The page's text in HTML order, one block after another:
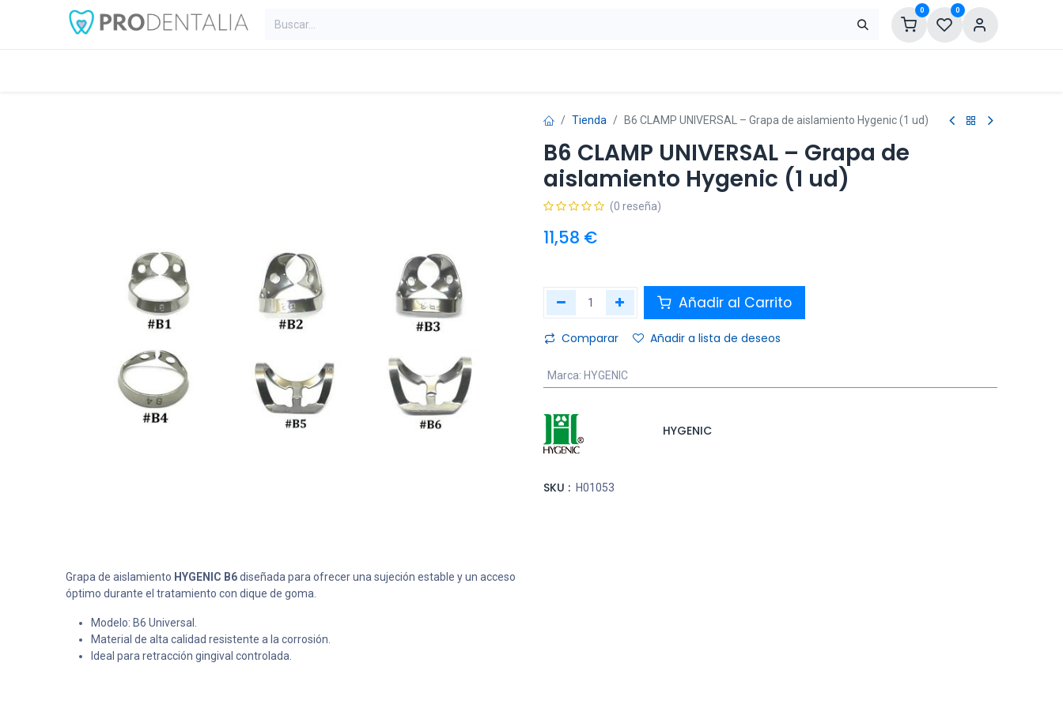
0 0
Grapa de aislamiento HYGENIC B6diseñada para ofrecer una sujeción estable y un acceso
óptimo durante el tratamiento con dique de goma.
Modelo: B6 Universal.
Material de alta calidad resistente a la corrosión.
Ideal para retracción gingival controlada.
Tienda B6 CLAMP UNIVERSAL – Grapa de aislamiento Hygenic (1 ud)
B6 CLAMP UNIVERSAL – Grapa de
aislamiento Hygenic (1 ud)
(0 reseña)
11,58 €
Añadir al Carrito
Comparar Añadir a lista de deseos
Marca: HYGENIC
HYGENIC
SKU : H01053